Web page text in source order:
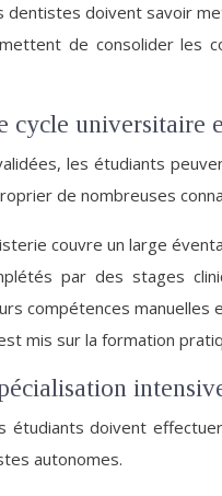
dentistes doivent savoir
de consolider les
universitaire
les étudiants
de nombreuses
couvre un large
par des stages
compétences
mis sur la formation
étudiants doivent
autonomes.